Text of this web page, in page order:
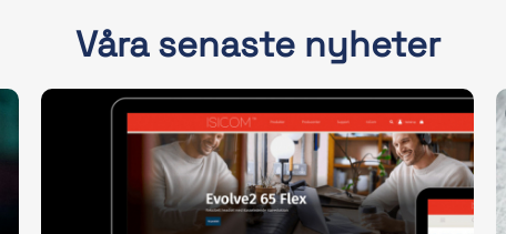
Våra senaste nyheter